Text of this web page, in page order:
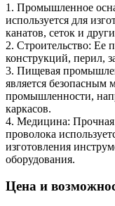
1. Промышленное
используется для
канатов, сеток и
2. Строительство: Ее
конструкций, перил,
3. Пищевая
является безопасным
промышленности,
каркасов.
4. Медицина:
проволока
изготовления
оборудования.
Цена и